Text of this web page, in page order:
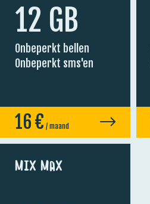
12 GB
Onbeperkt bellen
Onbeperkt sms'en
16€ / maand
Mix Max